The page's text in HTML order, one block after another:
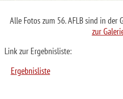
Alle Fotos zum 56. AFLB sind in der
zur
Link zur Ergebnisliste:
Ergebnisliste